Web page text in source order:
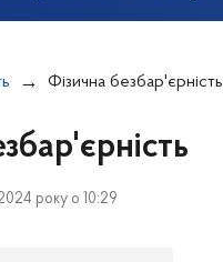
Фізична безбар'єрність
року о 10:29